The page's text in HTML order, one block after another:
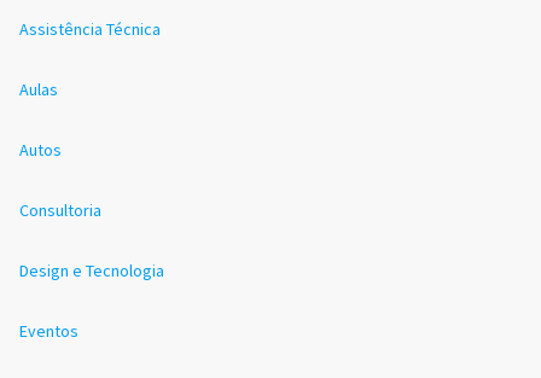
Assistência Técnica
Aulas
Autos
Consultoria
Design e Tecnologia
Eventos